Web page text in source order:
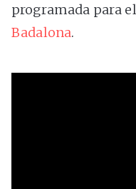
programada para el
Badalona.